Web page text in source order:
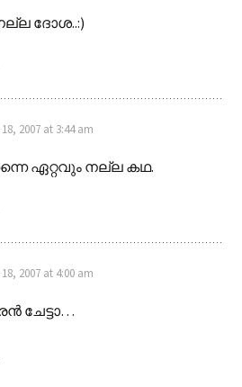
ദോശ..:)
2007 at 3:44 am
ഏറ്റവും നല്ല കഥ.
2007 at 4:00 am
ചേട്ടാ…